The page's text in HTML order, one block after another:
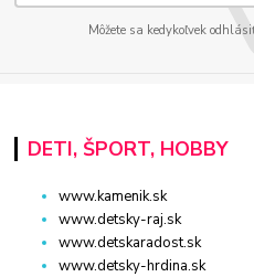
Môžete sa kedykoľvek
DETI, ŠPORT, HOBBY
www.kamenik.sk
www.detsky-raj.sk
www.detskaradost.sk
www.detsky-hrdina.sk